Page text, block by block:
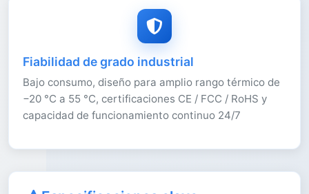
Fiabilidad de grado industrial
Bajo consumo, diseño para amplio rango térmico de
−20 °C a 55 °C, certificaciones CE / FCC / RoHS y
capacidad de funcionamiento continuo 24/7